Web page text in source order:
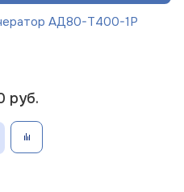
АД80-Т400-1Р
руб.